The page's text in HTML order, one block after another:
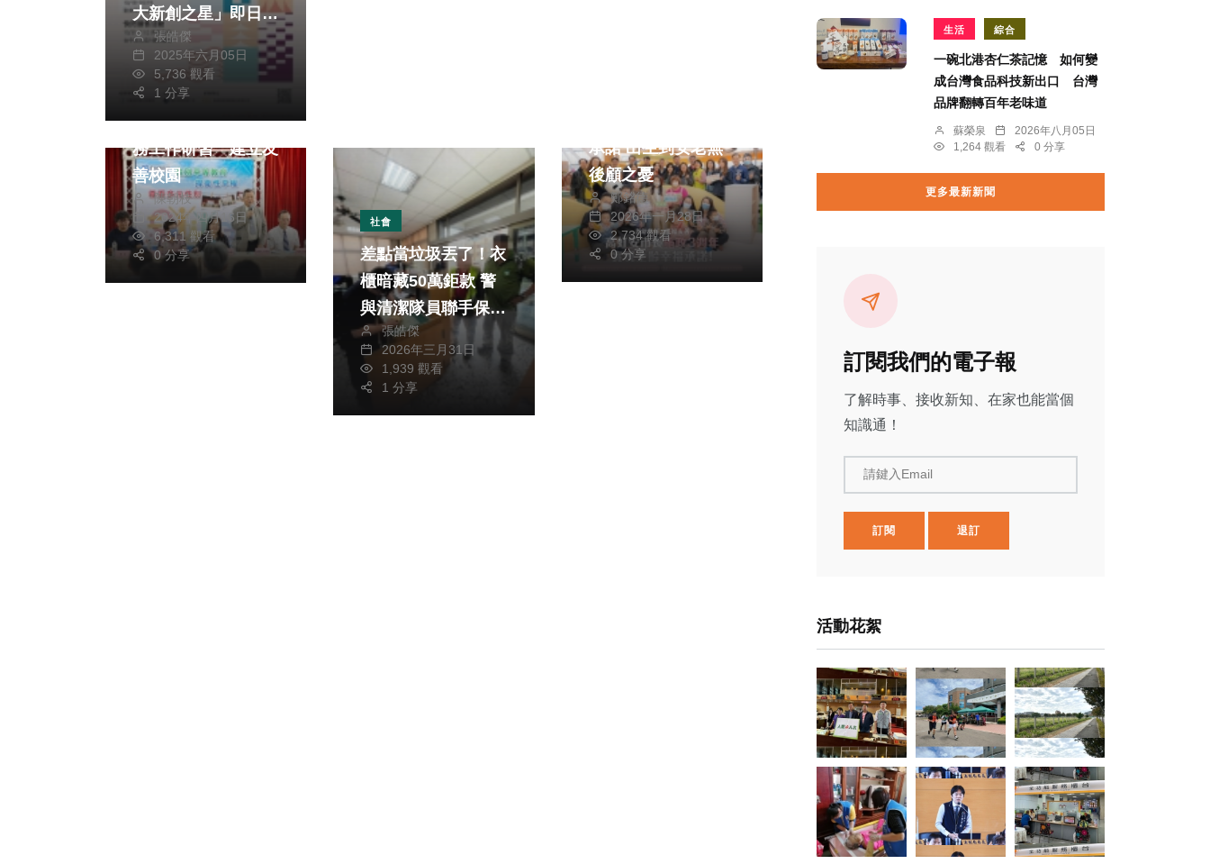
大新創之星」即日起
徵選開跑
張皓傑
2025年六月05日
5,736 觀看
1 分享
文教
縣府舉辦校園平權實
務工作研習 建立友
善校園
陳朝枝
2024年四月16日
6,311 觀看
0 分享
社會
差點當垃圾丟了！衣
櫃暗藏50萬鉅款 警
與清潔隊員聯手保住
長輩畢生積蓄
張皓傑
2026年三月31日
1,939 觀看
1 分享
承諾 出生到安老無
後顧之憂
鄭銘德
2026年一月28日
2,734 觀看
0 分享
生活 綜合
一碗北港杏仁茶記憶 如何變
成台灣食品科技新出口 台灣
品牌翻轉百年老味道
蘇榮泉
2026年八月05日
1,264 觀看
0 分享
更多最新新聞
訂閱我們的電子報
了解時事、接收新知、在家也能當個
知識通！
請鍵入Email
訂閱 退訂
活動花絮